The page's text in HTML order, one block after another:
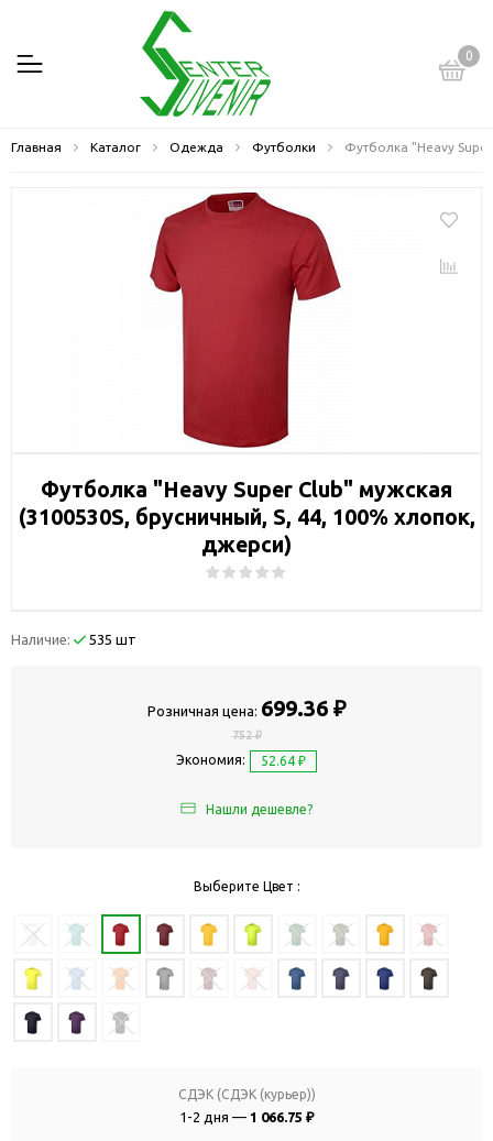
0
Главная Каталог Одежда Футболки Футболка "Heavy
Футболка "Heavy Super Club" мужская
(3100530S, брусничный, S, 44, 100% хлопок,
джерси)
Наличие: 535 шт
Розничная цена: 699.36 ₽
752 ₽
Экономия: 52.64 ₽
Нашли дешевле?
Выберите Цвет :
СДЭК (СДЭК (курьер))
1-2 дня — 1 066.75 ₽